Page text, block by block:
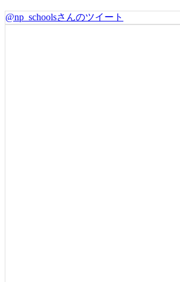
@np_schoolsさんのツイート